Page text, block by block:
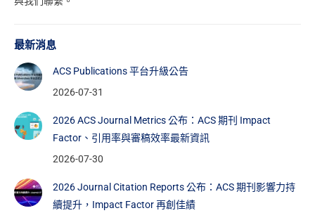
最新消息
ACS Publications 平台升級公告
2026-07-31
2026 ACS Journal Metrics 公布：ACS 期刊 Impact
Factor、引用率與審稿效率最新資訊
2026-07-30
2026 Journal Citation Reports 公布：ACS 期刊影響力持
續提升，Impact Factor 再創佳績